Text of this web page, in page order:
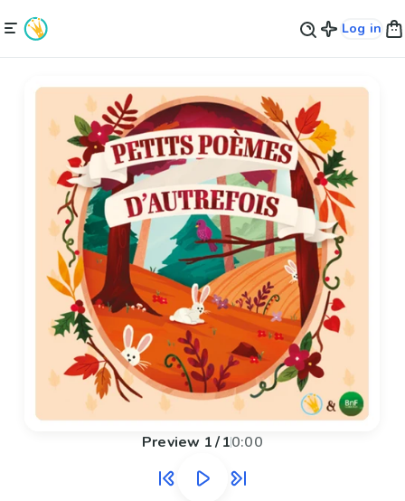
Log in
Preview 1/10:00